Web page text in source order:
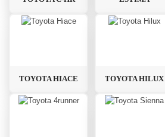
TOYOTA HIACE TOYOTA HILUX